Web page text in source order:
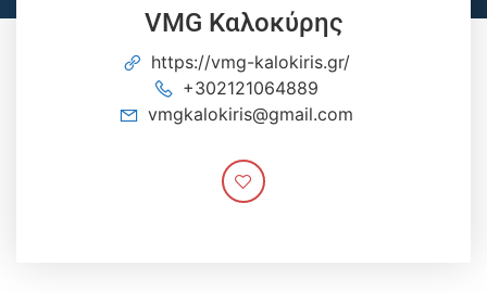
VMG Καλοκύρης
https://vmg-kalokiris.gr/
+302121064889
vmgkalokiris@gmail.com